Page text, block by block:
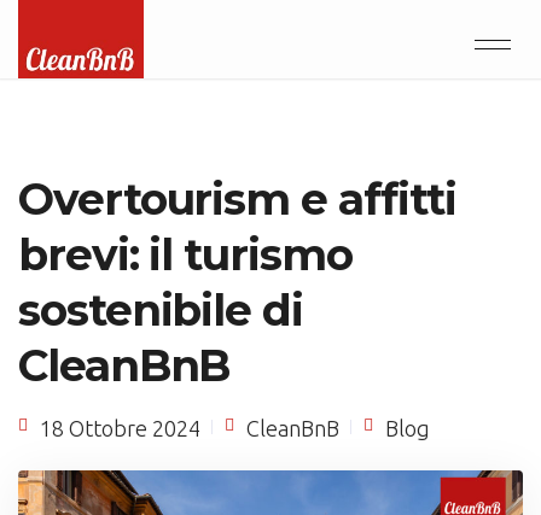
Overtourism e affitti
brevi: il turismo
sostenibile di
CleanBnB
18 Ottobre 2024 CleanBnB Blog